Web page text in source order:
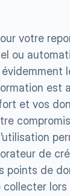
votre
ou
est
et vos
de
points de
lors